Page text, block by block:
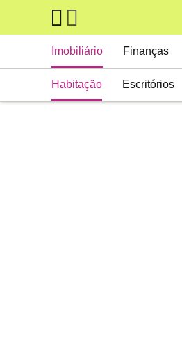
Skip to main content
Main navigation
Imobiliário
Habitação Escritórios
Finanças